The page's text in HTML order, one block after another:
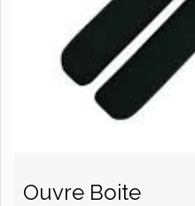
Ouvre Boite